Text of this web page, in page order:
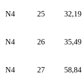
N4 25 32,19
N4 26 35,49
N4 27 58,84